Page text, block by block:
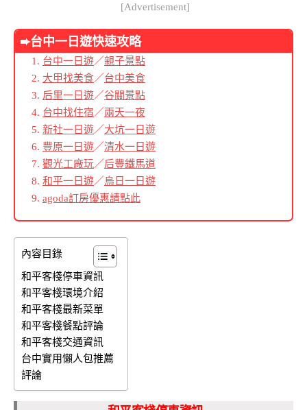
[Advertisement]
➨台中一日遊快速攻略
台中一日遊／親子景點
大甲找美食／台中美食
后里一日遊／谷關景點
台中找住宿／兩天一夜
新社一日遊／大坑一日遊
豐原一日遊／清水一日遊
觀光工廠玩／后豐鐵馬道
和平一日遊／烏日一日遊
agoda訂房優惠請點此
內容目錄
和平客棧停車資訊
和平客棧環境介紹
和平客棧最新菜單
和平客棧餐點評論
和平客棧交通資訊
台中實用懶人包推薦
評論